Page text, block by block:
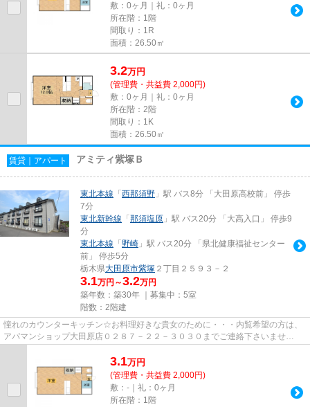
敷：0ヶ月｜礼：0ヶ月
所在階：1階
間取り：1R
面積：26.50㎡
3.2万円
(管理費・共益費 2,000円)
敷：0ヶ月｜礼：0ヶ月
所在階：2階
間取り：1K
面積：26.50㎡
賃貸｜アパート アミティ紫塚Ｂ
東北本線 「 西那須野 」駅 バス8分 「大田原高校前」 停歩
7分
東北新幹線 「 那須塩原 」駅 バス20分 「大高入口」 停歩9
分
東北本線 「 野崎 」駅 バス20分 「県北健康福祉センター
前」 停歩5分
栃木県大田原市紫塚 ２丁目２５９３－２
3.1万円～3.2万円
築年数：築30年 ｜募集中： 5室
階数：2階建
憧れのカウンターキッチン☆お料理好きな貴女のために・・・内覧希望の方は、
アパマンショップ大田原店０２８７－２２－３０３０までご連絡下さいませ
3.1万円
(管理費・共益費 2,000円)
敷：-｜礼：0ヶ月
所在階：1階